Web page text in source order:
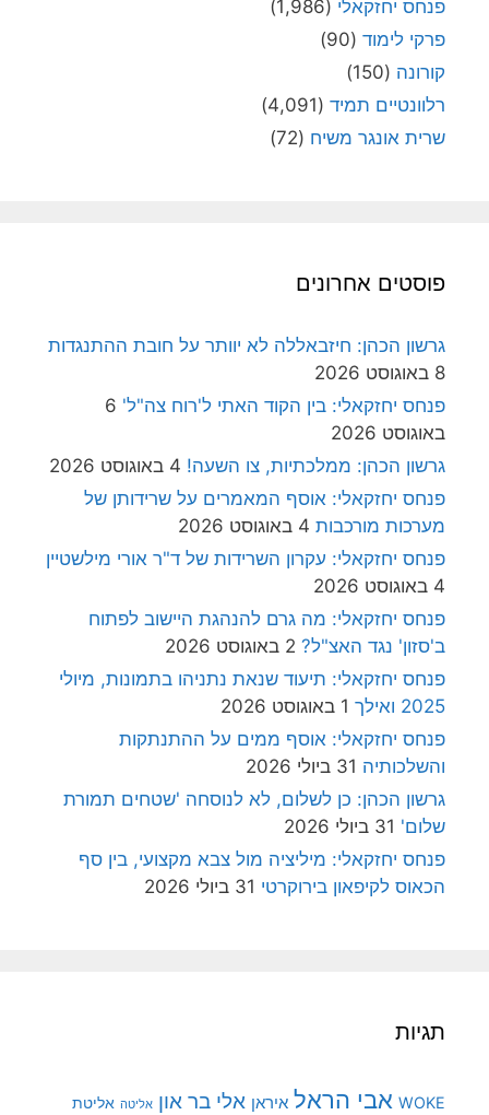
פנחס יחזקאלי (1,986)
פרקי לימוד (90)
קורונה (150)
רלוונטיים תמיד (4,091)
שרית אונגר משיח (72)
פוסטים אחרונים
גרשון הכהן: חיזבאללה לא יוותר על חובת ההתנגדות
8 באוגוסט 2026
פנחס יחזקאלי: בין הקוד האתי ל'רוח צה"ל' 6
באוגוסט 2026
גרשון הכהן: ממלכתיות, צו השעה! 4 באוגוסט 2026
פנחס יחזקאלי: אוסף המאמרים על שרידותן של
מערכות מורכבות 4 באוגוסט 2026
פנחס יחזקאלי: עקרון השרידות של ד"ר אורי מילשטיין
4 באוגוסט 2026
פנחס יחזקאלי: מה גרם להנהגת היישוב לפתוח
ב'סזון' נגד האצ"ל? 2 באוגוסט 2026
פנחס יחזקאלי: תיעוד שנאת נתניהו בתמונות, מיולי
2025 ואילך
1 באוגוסט 2026
פנחס יחזקאלי: אוסף ממים על ההתנתקות
והשלכותיה 31 ביולי 2026
גרשון הכהן: כן לשלום, לא לנוסחה 'שטחים תמורת
שלום' 31 ביולי 2026
פנחס יחזקאלי: מיליציה מול צבא מקצועי, בין סף
הכאוס לקיפאון בירוקרטי 31 ביולי 2026
תגיות
WOKE אבי הראל איראן אלי בר און אליטה אליטת